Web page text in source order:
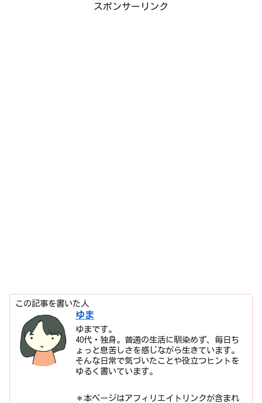
スポンサーリンク
この記事を書いた人
ゆま
ゆまです。
40代・独身。普通の生活に馴染めず、毎日ち
ょっと息苦しさを感じながら生きています。
そんな日常で気づいたことや役立つヒントを
ゆるく書いています。
＊本ページはアフィリエイトリンクが含まれ